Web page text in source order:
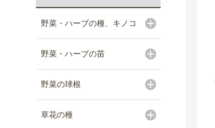
野菜・ハーブの種、キノコ
野菜・ハーブの苗
野菜の球根
草花の種